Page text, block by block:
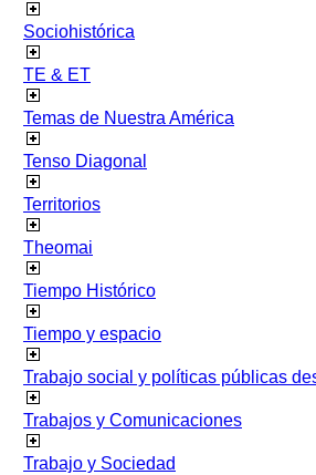
Sociohistórica
TE & ET
Temas de Nuestra América
Tenso Diagonal
Territorios
Theomai
Tiempo Histórico
Tiempo y espacio
Trabajo social y políticas públicas
Trabajos y Comunicaciones
Trabajo y Sociedad